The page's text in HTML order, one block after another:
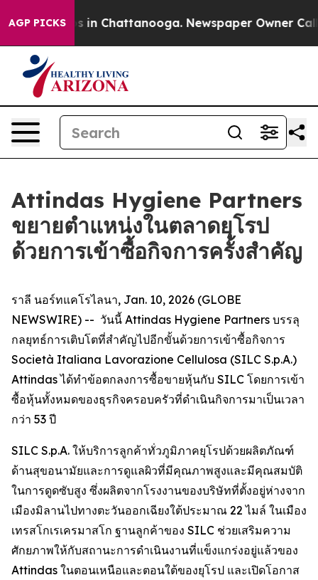
AGP PICKS
Chaos in Chattanooga. Newspaper Owner Calls
Attindas Hygiene Partners
ขยายตำแหน่งในตลาดยุโรป
ด้วยการเข้าซื้อกิจการครั้งสำคัญ
ราลี นอร์ทแคโรไลนา, Jan. 10, 2026 (GLOBE
NEWSWIRE) -- วันนี้ Attindas Hygiene Partners บรรลุ
กลยุทธ์การเติบโตที่สำคัญไปอีกขั้นด้วยการเข้าซื้อกิจการ
Società Italiana Lavorazione Cellulosa (SILC S.p.A.)
Attindas ได้ทำข้อตกลงการซื้อขายหุ้นกับ SILC โดยการเข้า
ซื้อหุ้นทั้งหมดของธุรกิจครอบครัวที่ดำเนินกิจการมาเป็นเวลา
กว่า 53 ปี
SILC S.p.A. ให้บริการลูกค้าทั่วภูมิภาคยุโรปด้วยผลิตภัณฑ์
ด้านสุขอนามัยและการดูแลผิวที่มีคุณภาพสูงและมีคุณสมบัติ
ในการดูดซับสูง ซึ่งผลิตจากโรงงานของบริษัทที่ตั้งอยู่ห่างจาก
เมืองมิลานไปทางตะวันออกเฉียงใต้ประมาณ 22 ไมล์ ในเมือง
เทรสโกเรเครมาสโก ฐานลูกค้าของ SILC ช่วยเสริมความ
ศักยภาพให้กับสถานะการดำเนินงานที่แข็งแกร่งอยู่แล้วของ
Attindas ในตอนเหนือและตอนใต้ของยุโรป และเปิดโอกาส